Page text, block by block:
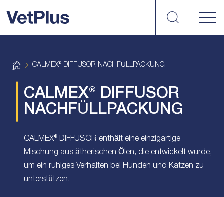
suchen
H
o
CALMEX® DIFFUSOR NACHFÜLLPACKUNG
CALMEX® DIFFUSOR
NACHFÜLLPACKUNG
CALMEX® DIFFUSOR enthält eine einzigartige
Mischung aus ätherischen Ölen, die entwickelt wurde,
um ein ruhiges Verhalten bei Hunden und Katzen zu
unterstützen.